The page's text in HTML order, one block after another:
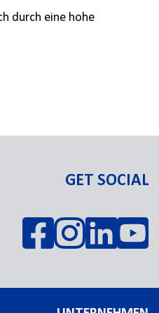
durch eine hohe
GET SOCIAL